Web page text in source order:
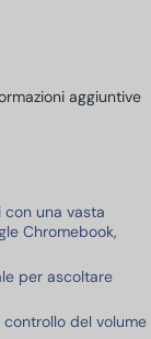
aggiuntive
una vasta
Chromebook,
per ascoltare
del volume